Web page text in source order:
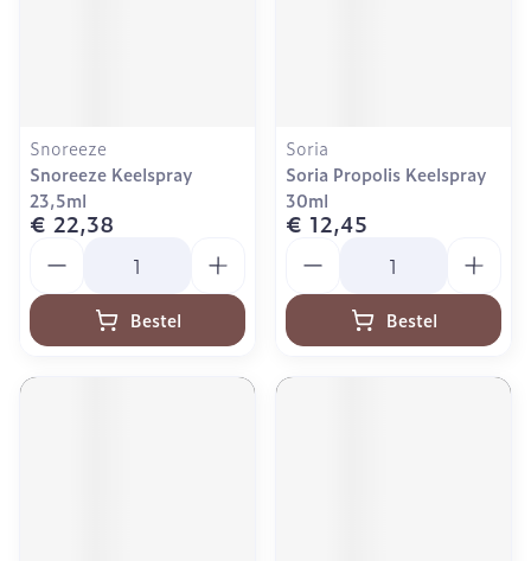
Snoreeze
Snoreeze Keelspray
23,5ml
€ 22,38
Bestel
Soria
Soria Propolis Keelspray
30ml
€ 12,45
Bestel